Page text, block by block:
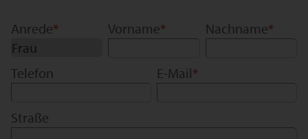
Anrede* Vorname* Nachname*
Telefon E-Mail*
Straße